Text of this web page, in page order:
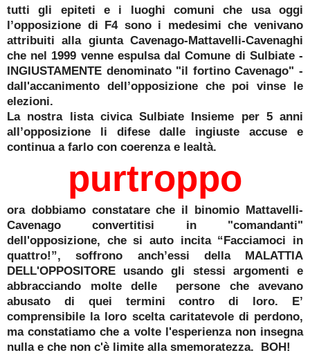
tutti gli epiteti e i luoghi comuni che usa oggi
l’opposizione di F4 sono i medesimi che venivano
attribuiti alla giunta Cavenago-Mattavelli-Cavenaghi
che nel 1999 venne espulsa dal Comune di Sulbiate -
INGIUSTAMENTE denominato "il fortino Cavenago" -
dall'accanimento dell’opposizione che poi vinse le
elezioni.
La nostra lista civica Sulbiate Insieme per 5 anni
all’opposizione li difese dalle ingiuste accuse e
continua a farlo con coerenza e lealtà.
purtroppo
ora dobbiamo constatare che il binomio Mattavelli-
Cavenago convertitisi in "comandanti"
dell'opposizione, che si auto incita “Facciamoci in
quattro!”, soffrono anch’essi della MALATTIA
DELL'OPPOSITORE usando gli stessi argomenti e
abbracciando molte delle persone che avevano
abusato di quei termini contro di loro. E’
comprensibile la loro scelta caritatevole di perdono,
ma constatiamo che a volte l'esperienza non insegna
nulla e che non c'è limite alla smemoratezza. BOH!